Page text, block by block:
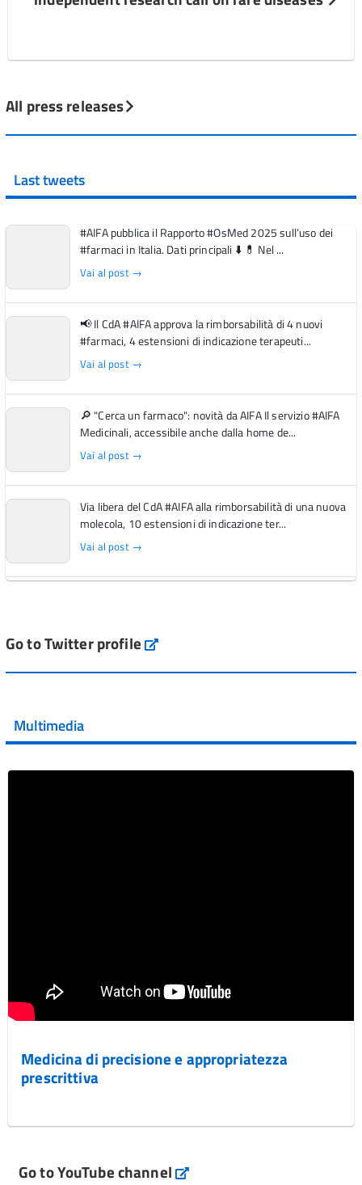
All press releases
Last tweets
#AIFA pubblica il Rapporto #OsMed 2025 sull’uso dei
#farmaci in Italia. Dati principali ⬇️ 💊 Nel ...
Vai al post →
📢 Il CdA #AIFA approva la rimborsabilità di 4 nuovi
#farmaci, 4 estensioni di indicazione terapeuti...
Vai al post →
🔎 "Cerca un farmaco": novità da AIFA Il servizio #AIFA
Medicinali, accessibile anche dalla home de...
Vai al post →
Via libera del CdA #AIFA alla rimborsabilità di una nuova
molecola, 10 estensioni di indicazione ter...
Vai al post →
Vai al post →
Vai al post →
Go to Twitter profile aifa_ufficiale
Multimedia
Medicina di precisione e appropriatezza
prescrittiva
Go to YouTube channel